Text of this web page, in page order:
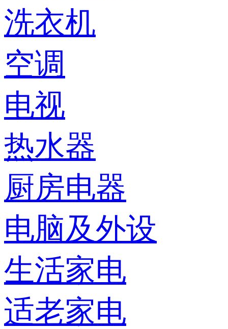
洗衣机
空调
电视
热水器
厨房电器
电脑及外设
生活家电
适老家电